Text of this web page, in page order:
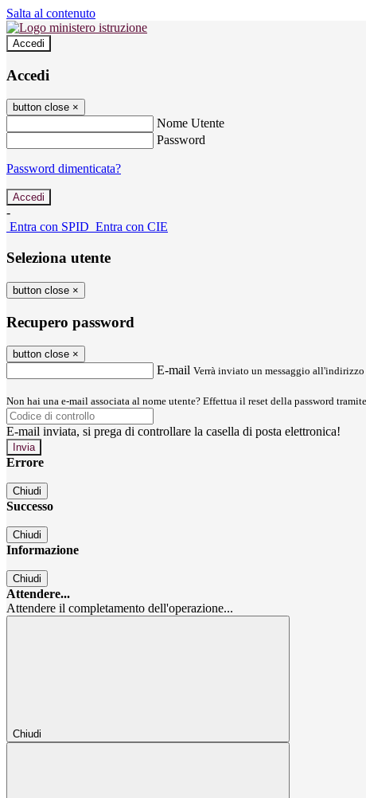
Salta al contenuto
Accedi
Accedi
button close ×
Nome Utente
Password
Password dimenticata?
-
Entra con SPID Entra con CIE
Seleziona utente
button close ×
Recupero password
button close ×
E-mail Verrà inviato un messaggio
Non hai una e-mail associata al nome utente? Effettua il reset della password
E-mail inviata, si prega di controllare la casella di posta elettronica!
Errore
Chiudi
Successo
Chiudi
Informazione
Chiudi
Attendere...
Attendere il completamento dell'operazione...
Chiudi